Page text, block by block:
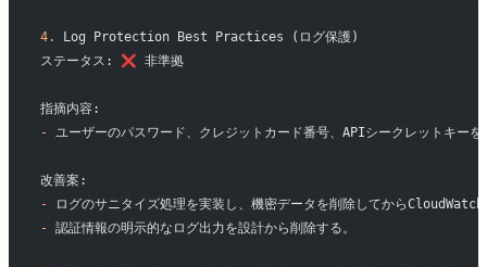
4.
Log Protection Best Practices (ログ保護)
ステータス: ❌ 非準拠
指摘内容:
- ユーザーのパスワード、クレジットカード番号、APIシークレットキー
改善案:
- ログのサニタイズ処理を実装し、機密データを削除してからCloudWatch
- 認証情報の明示的なログ出力を設計から削除する。